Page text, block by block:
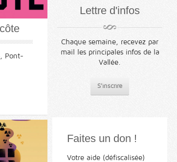
Pont-
Lettre d'infos
Chaque semaine, recevez par
mail les principales infos de la
Vallée.
S'inscrire
Faites un don !
Votre aide (défiscalisée)